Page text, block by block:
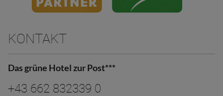
KONTAKT
Das grüne Hotel zur Post***
+43 662 832339 0